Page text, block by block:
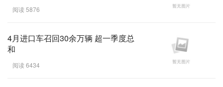
阅读 5876
4月进口车召回30余万辆 超一季度总
和
阅读 6434